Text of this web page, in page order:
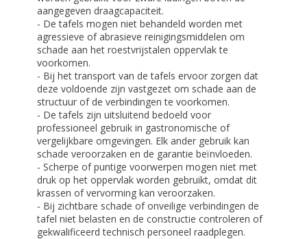
aangegeven draagcapaciteit.
- De tafels mogen niet behandeld worden met
agressieve of abrasieve reinigingsmiddelen om
schade aan het roestvrijstalen oppervlak te
voorkomen.
- Bij het transport van de tafels ervoor zorgen dat
deze voldoende zijn vastgezet om schade aan de
structuur of de verbindingen te voorkomen.
- De tafels zijn uitsluitend bedoeld voor
professioneel gebruik in gastronomische of
vergelijkbare omgevingen. Elk ander gebruik kan
schade veroorzaken en de garantie beïnvloeden.
- Scherpe of puntige voorwerpen mogen niet met
druk op het oppervlak worden gebruikt, omdat dit
krassen of vervorming kan veroorzaken.
- Bij zichtbare schade of onveilige verbindingen de
tafel niet belasten en de constructie controleren of
gekwalificeerd technisch personeel raadplegen.